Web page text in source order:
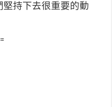
持下去很重要的動